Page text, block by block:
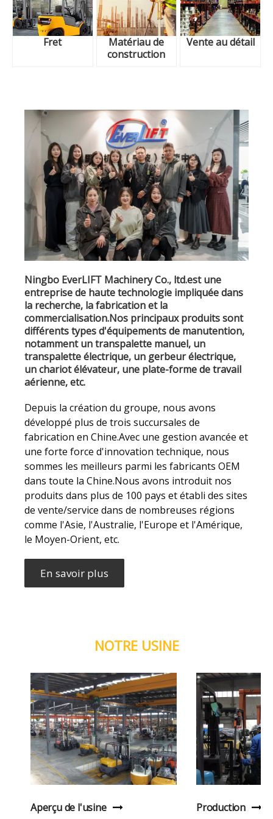
Fret
Matériau de
construction
Vente au détail
Ningbo EverLIFT Machinery Co., ltd.est une
entreprise de haute technologie impliquée dans
la recherche, la fabrication et la
commercialisation.Nos principaux produits sont
différents types d'équipements de manutention,
notamment un transpalette manuel, un
transpalette électrique, un gerbeur électrique,
un chariot élévateur, une plate-forme de travail
aérienne, etc.
Depuis la création du groupe, nous avons
développé plus de trois succursales de
fabrication en Chine.Avec une gestion avancée et
une forte force d'innovation technique, nous
sommes les meilleurs parmi les fabricants OEM
dans toute la Chine.Nous avons introduit nos
produits dans plus de 100 pays et établi des sites
de vente/service dans de nombreuses régions
comme l'Asie, l'Australie, l'Europe et l'Amérique,
le Moyen-Orient, etc.
En savoir plus
NOTRE USINE
Aperçu de l'usine Production